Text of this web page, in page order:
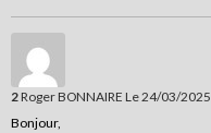
2Roger BONNAIRE Le 24/03/2025
Bonjour,